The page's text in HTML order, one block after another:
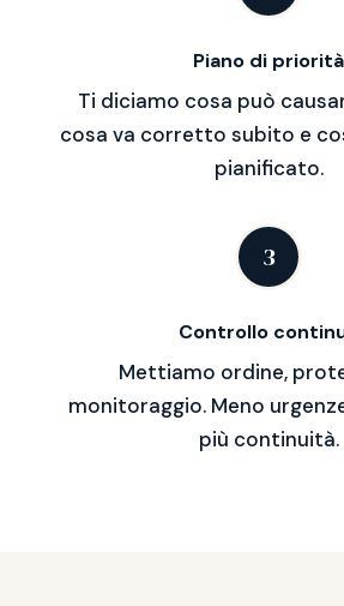
Piano di priorità
Ti diciamo cosa può
cosa va corretto subito e
pianificato.
3
Controllo
Mettiamo ordine,
monitoraggio. Meno
più continuità.